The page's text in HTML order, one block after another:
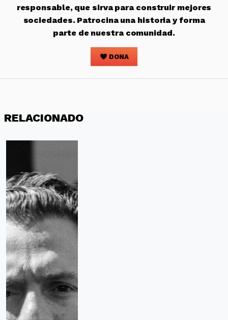
responsable, que sirva para construir mejores
sociedades. Patrocina una historia y forma
parte de nuestra comunidad.
DONA
RELACIONADO